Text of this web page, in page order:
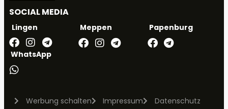
SOCIAL MEDIA
Lingen Meppen Papenburg
WhatsApp
Werbung schalten Impressum Datenschutz